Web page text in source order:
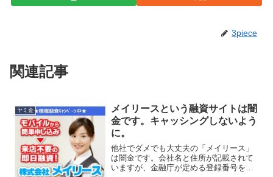
3piece
関連記事
ヤミ金
メイリースという融資サイトは闇
金です。キャッシングしないよう
に。
他社でダメでも大丈夫の「メイリース」
は闇金です。会社名と住所が記載されて
いますが、金融庁が定める登録番号を調